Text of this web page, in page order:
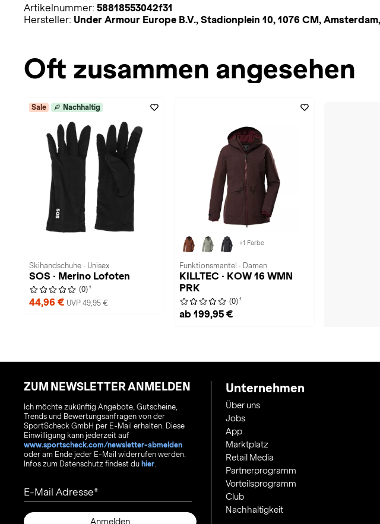
Artikelnummer: 58818553042f31
Hersteller: Under Armour Europe B.V., Stadionplein 10, 1076 CM,
Oft zusammen angesehen
Sale Nachhaltig
Skihandschuhe · Unisex
SOS · Merino Lofoten
(0) 1
44,96 € UVP 49,95 €
+1 Farbe
Funktionsmantel · Damen
KILLTEC · KOW 16 WMN
PRK
(0) 1
ab 199,95 €
ZUM NEWSLETTER ANMELDEN
Ich möchte zukünftig Angebote, Gutscheine,
Trends und Bewertungsanfragen von der
SportScheck GmbH per E-Mail erhalten. Diese
Einwilligung kann jederzeit auf
www.sportscheck.com/newsletter-abmelden
oder am Ende jeder E-Mail widerrufen werden.
Infos zum Datenschutz findest du hier.
E-Mail Adresse
Anmelden
Unternehmen
Über uns
Jobs
App
Marktplatz
Retail Media
Partnerprogramm
Vorteilsprogramm
Club
Nachhaltigkeit